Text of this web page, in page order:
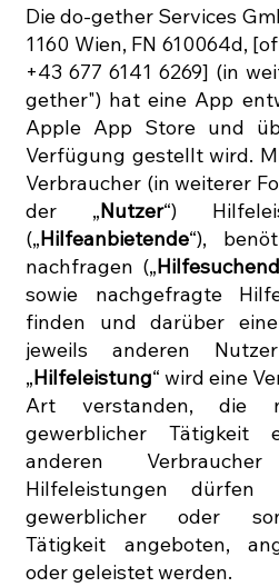
Die do-gether Services
1160 Wien, FN 610064d, [
+43 677 6141 6269] (in
gether") hat eine App
Apple App Store und
Verfügung gestellt wird.
Verbraucher (in weiterer
der „Nutzer“)
(„Hilfeanbietende“),
nachfragen („
sowie nachgefragte
finden und darüber
jeweils anderen
„Hilfeleistung“ wird eine
Art verstanden, die
gewerblicher
anderen
Hilfeleistungen
gewerblicher oder
Tätigkeit angeboten,
oder geleistet werden.